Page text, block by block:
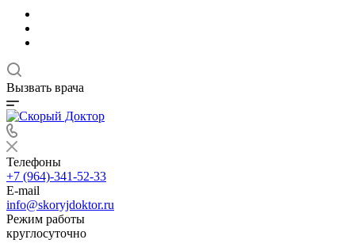
Вызвать врача
Телефоны
+7 (964)-341-52-33
E-mail
info@skoryjdoktor.ru
Режим работы
круглосуточно